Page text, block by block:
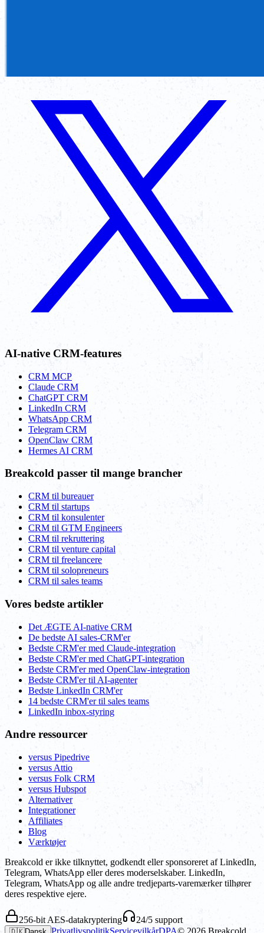
AI-native CRM-features
CRM MCP
Claude CRM
ChatGPT CRM
LinkedIn CRM
WhatsApp CRM
Telegram CRM
OpenClaw CRM
Hermes AI CRM
Breakcold passer til mange brancher
CRM til bureauer
CRM til startups
CRM til konsulenter
CRM til GTM Engineers
CRM til rekruttering
CRM til venture capital
CRM til freelancere
CRM til solopreneurs
CRM til sales teams
Vores bedste artikler
Det ÆGTE AI-native CRM
De bedste AI sales-CRM'er
Bedste CRM'er med Claude-integration
Bedste CRM'er med ChatGPT-integration
Bedste CRM'er med OpenClaw-integration
Bedste CRM'er til AI-agenter
Bedste LinkedIn CRM'er
14 bedste CRM'er til sales teams
LinkedIn inbox-styring
Andre ressourcer
versus Pipedrive
versus Attio
versus Folk CRM
versus Hubspot
Alternativer
Integrationer
Affiliates
Blog
Værktøjer
Breakcold er ikke tilknyttet, godkendt eller sponsoreret af LinkedIn,
Telegram, WhatsApp eller deres moderselskaber. LinkedIn,
Telegram, WhatsApp og alle andre tredjeparts-varemærker tilhører
deres respektive ejere.
256-bit AES-datakryptering 24/5 support
PrivatlivspolitikServicevilkårDPA© 2026 Breakcold,